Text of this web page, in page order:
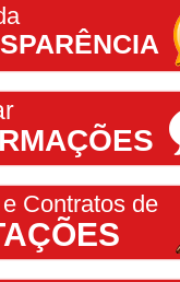
Contratos de